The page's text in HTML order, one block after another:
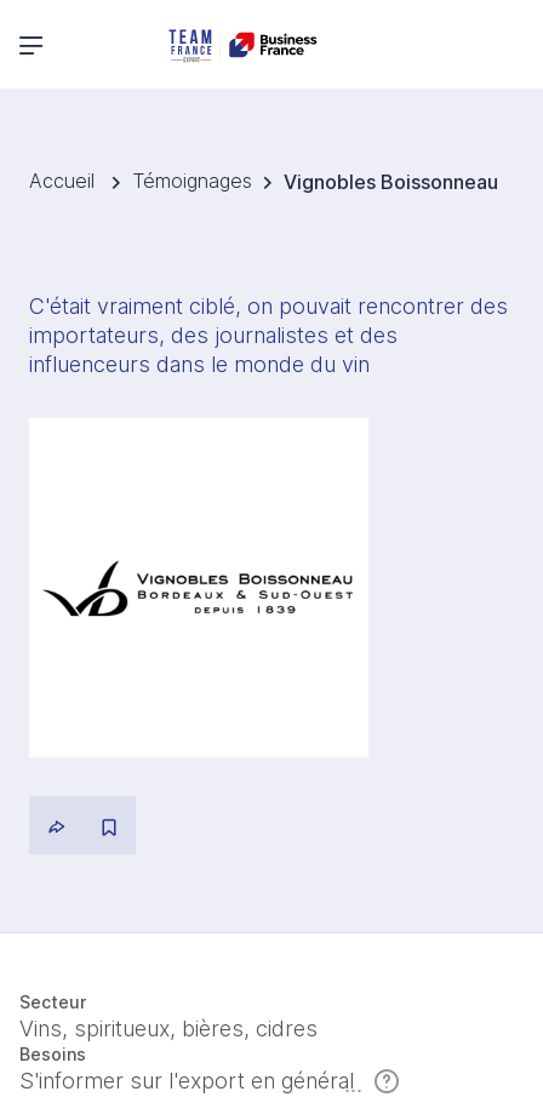
Menu principal
Accueil Témoignages Vignobles Boissonneau
C'était vraiment ciblé, on pouvait rencontrer des
importateurs, des journalistes et des
influenceurs dans le monde du vin
Secteur
Vins, spiritueux, bières, cidres
Besoins
S'informer sur l'export en général